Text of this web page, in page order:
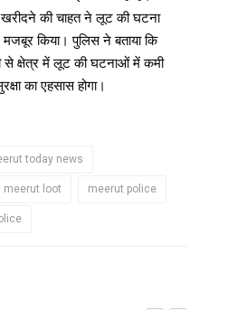
खरीदने की चाहत ने लूट की घटना
किया। पुलिस ने बताया कि
से क्षेत्र में लूट की घटनाओं में कमी
का एहसास होगा।
today news
meerut loot meerut police